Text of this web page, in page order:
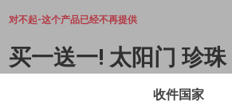
对不起-这个产品已经不再提供
买一送一! 太阳门 珍珠
奶茶 伯爵奶茶风味
收件国家